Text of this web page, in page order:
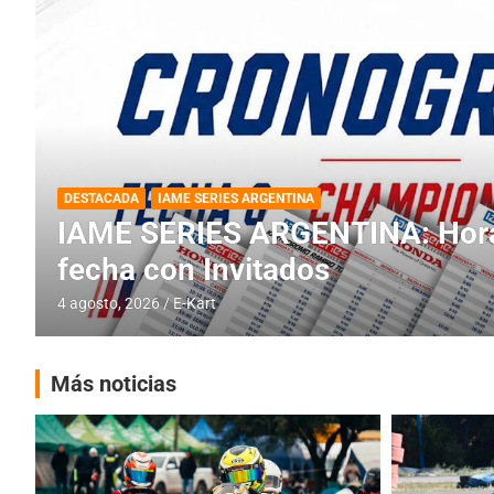
DESTACADA INFORME CENTRAL RMC BUENOS AIRES
RMC BUENOS AIRES: Cerró
histórica en Baradero
4 agosto, 2026 E-Kart
Más noticias